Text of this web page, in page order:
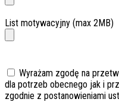
List motywacyjny (max 2MB)
Wyrażam zgodę na
dla potrzeb obecnego jak i
zgodnie z postanowieniami